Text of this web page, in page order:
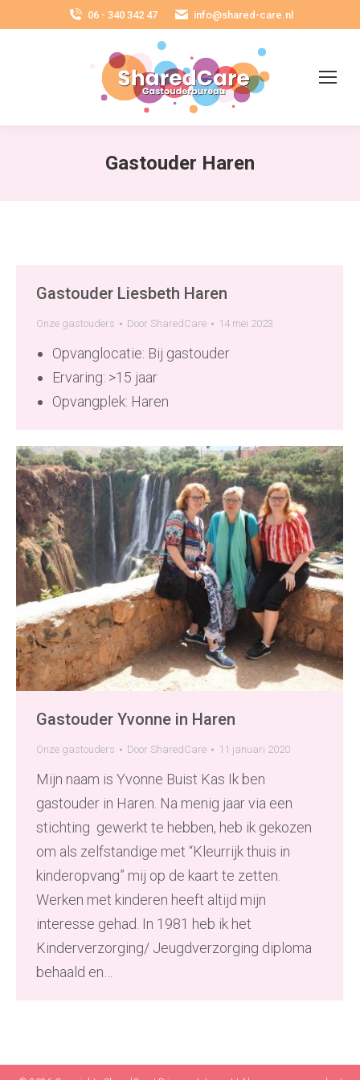
06 - 340 342 47 info@shared-care.nl
Gastouder Haren
Gastouder Liesbeth Haren
Onze gastouders Door SharedCare 14 mei 2023
Opvanglocatie: Bij gastouder
Ervaring: >15 jaar
Opvangplek: Haren
Gastouder Yvonne in Haren
Onze gastouders Door SharedCare 11 januari 2020
Mijn naam is Yvonne Buist Kas Ik ben
gastouder in Haren. Na menig jaar via een
stichting gewerkt te hebben, heb ik gekozen
om als zelfstandige met “Kleurrijk thuis in
kinderopvang” mij op de kaart te zetten.
Werken met kinderen heeft altijd mijn
interesse gehad. In 1981 heb ik het
Kinderverzorging/ Jeugdverzorging diploma
behaald en…